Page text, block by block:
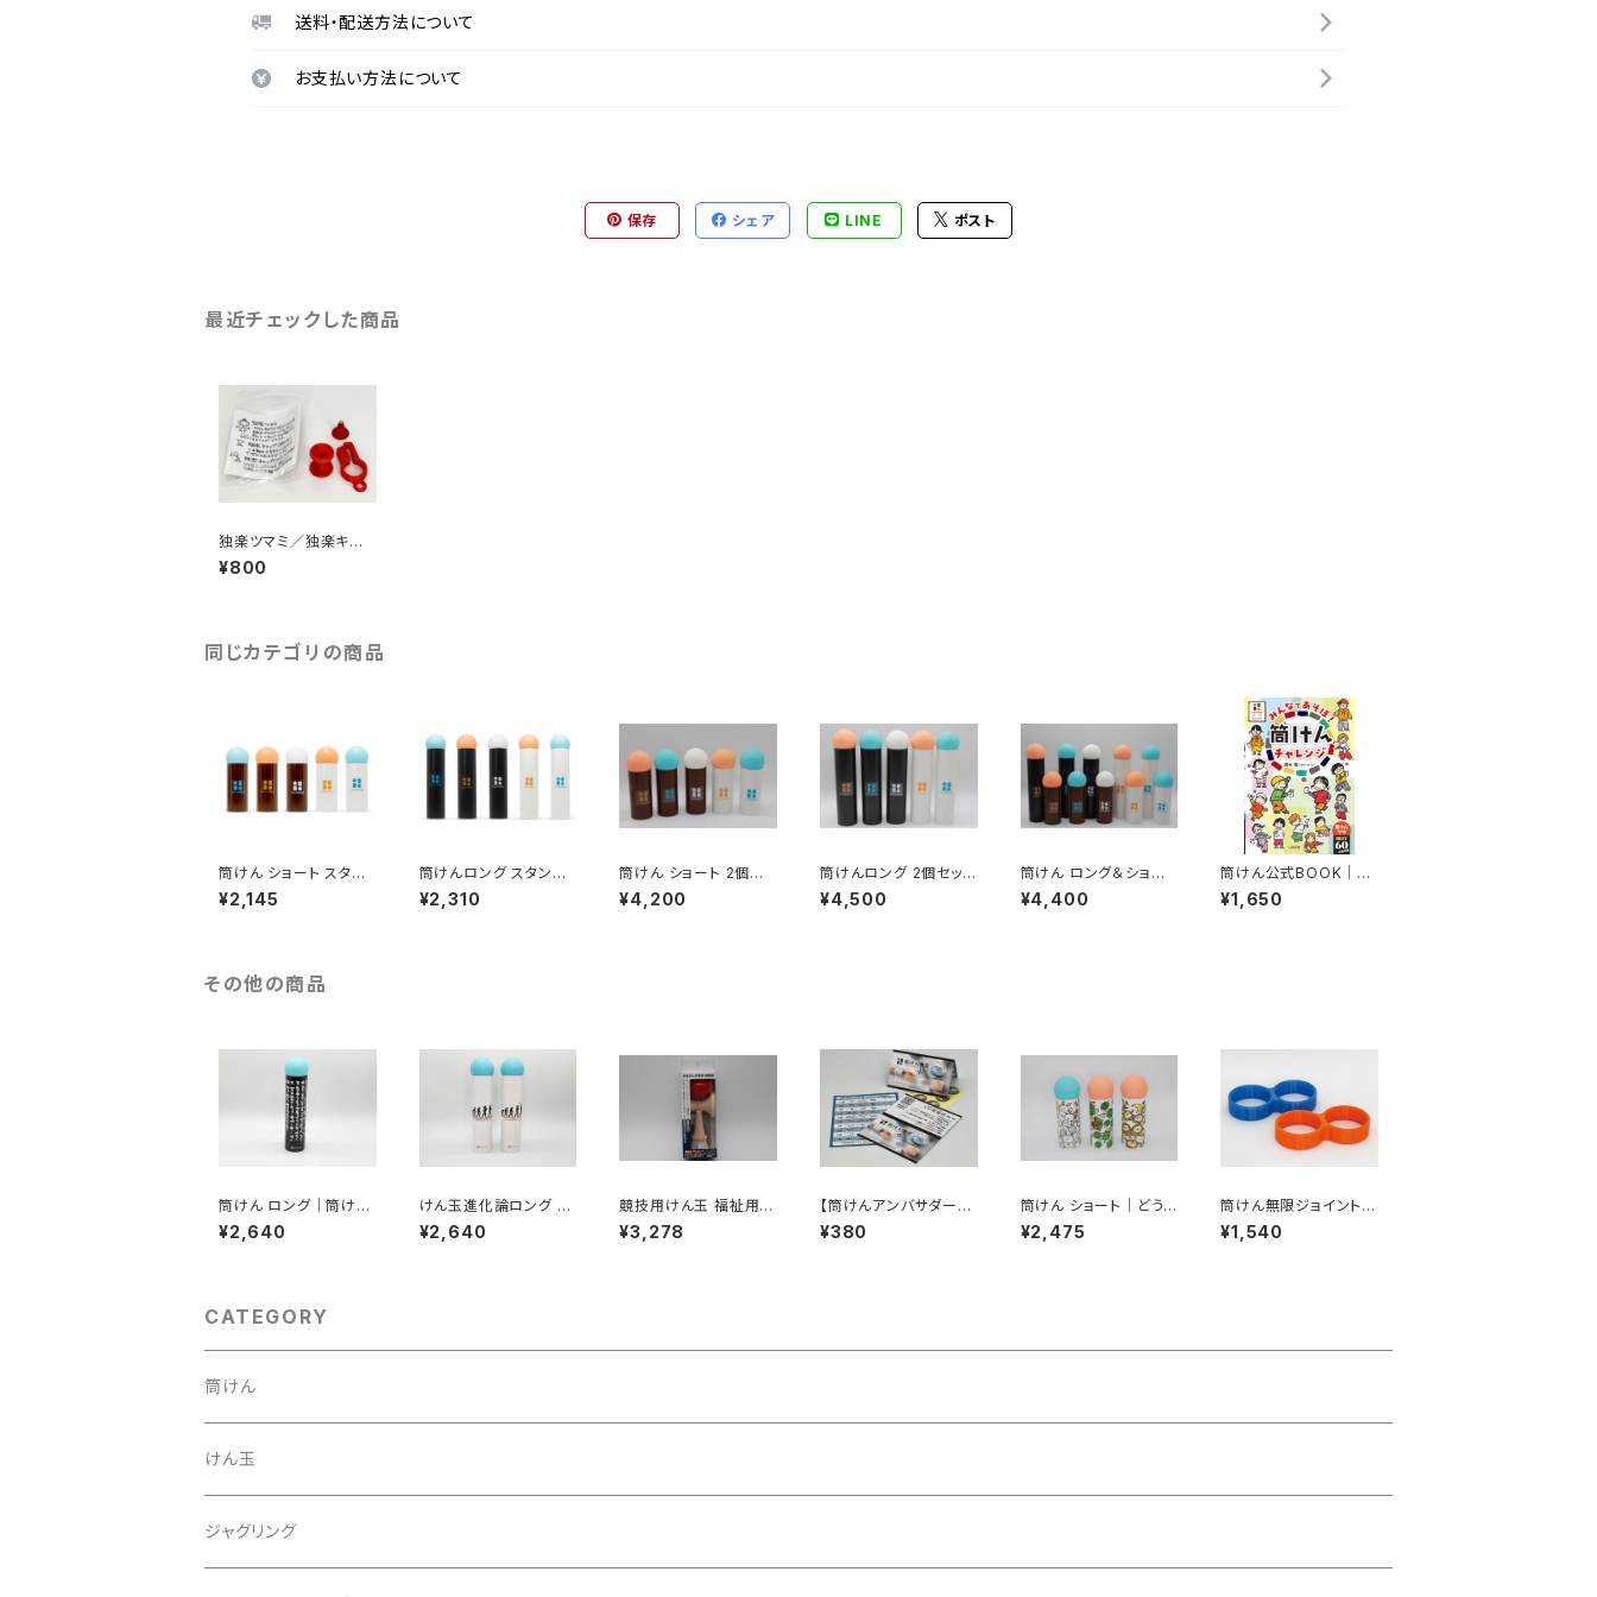
送料・配送方法について
お支払い方法について
保存 シェア LINE ポスト
最近チェックした商品
独楽ツマミ／独楽キャッ
プ／段積みキャップ 3点
セット｜コマが簡単につ
¥800
同じカテゴリの商品
筒けん ショート スタン
ダードモデル｜グッド・ト
イ2021受賞・親子で楽
¥2,145
筒けんロング スタンダ
ードモデル｜グッド・トイ
2021受賞・親子で楽し
¥2,310
筒けん ショート 2個セッ
ト｜グッド・トイ2021受
賞・家族で楽しむデジタ
¥4,200
筒けんロング 2個セット
｜グッド・トイ2021受
賞・家族で楽しむデジタ
¥4,500
筒けん ロング＆ショート
セット｜グッド・トイ202
1受賞・家族で楽しむデ
¥4,400
筒けん公式BOOK｜み
んなであそぼ！筒けんチ
ャレンジ
¥1,650
その他の商品
筒けん ロング｜筒けん
10か条
¥2,640
けん玉進化論ロング N
o Kendama No Life
／筒けん進化論ロング
¥2,640
競技用けん玉 福祉用け
ん玉「大晴（たいせい）」
～初心者にオススメ｜
¥3,278
【筒けんアンバサダー向
け】筒けん検定カード
（筒けんバディ検定カー
¥380
筒けん ショート｜どうぶ
つシリーズ・ めっちゃ
うさぎさん ／ めっち
¥2,475
筒けん無限ジョイント｜
ブロック感覚で楽しむ連
結パーツ（テスト販売）
¥1,540
CATEGORY
筒けん
けん玉
ジャグリング